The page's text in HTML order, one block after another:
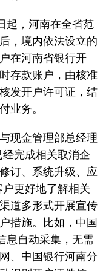
，河南在全省范
，境内依法设立的
在河南省银行开
存款账户，由核准
发开户许可证，结
业务。
现金管理部总经理
完成相关取消企
订、系统升级、应
更好地了解相关
道多形式开展宣传
措施。比如，中国
息自动采集，无需
、中国银行河南分